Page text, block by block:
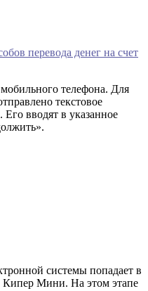
перевода денег на счет
телефона. Для
текстовое
вводят в указанное
системы попадает в
Кипер Мини. На этом этапе